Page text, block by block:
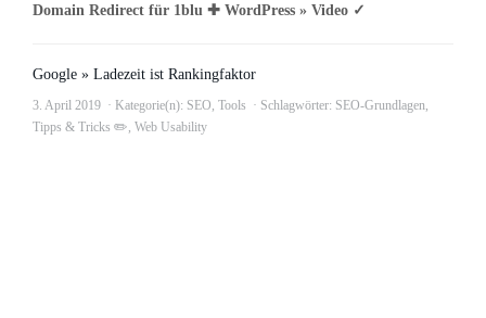
Domain Redirect für 1blu ✚ WordPress » Video ✓
Google » Ladezeit ist Rankingfaktor
3. April 2019 Kategorie(n): SEO, Tools Schlagwörter: SEO-Grundlagen,
Tipps & Tricks ✏️, Web Usability